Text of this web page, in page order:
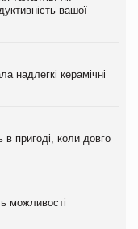
вашої
надлегкі керамічні
в пригоді, коли довго
можливості